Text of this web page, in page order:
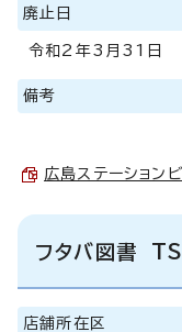
廃止日
令和2年3月31日
備考
広島ステーショ
フタバ図書
店舗所在区